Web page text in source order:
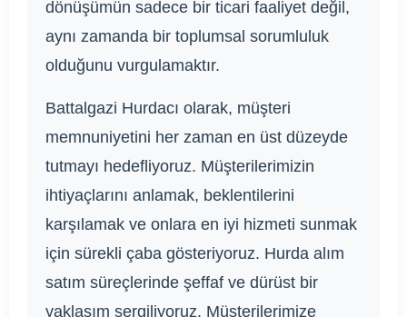
dönüşümün sadece bir ticari faaliyet değil,
aynı zamanda bir toplumsal sorumluluk
olduğunu vurgulamaktır.
Battalgazi Hurdacı olarak, müşteri
memnuniyetini her zaman en üst düzeyde
tutmayı hedefliyoruz. Müşterilerimizin
ihtiyaçlarını anlamak, beklentilerini
karşılamak ve onlara en iyi hizmeti sunmak
için sürekli çaba gösteriyoruz. Hurda alım
satım süreçlerinde şeffaf ve dürüst bir
yaklaşım sergiliyoruz. Müşterilerimize